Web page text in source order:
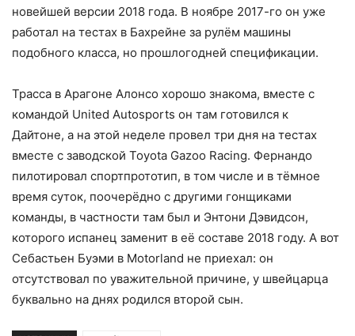
новейшей версии 2018 года. В ноябре 2017-го он уже
работал на тестах в Бахрейне за рулём машины
подобного класса, но прошлогодней спецификации.
Трасса в Арагоне Алонсо хорошо знакома, вместе с
командой United Autosports он там готовился к
Дайтоне, а на этой неделе провел три дня на тестах
вместе с заводской Toyota Gazoo Racing. Фернандо
пилотировал спортпрототип, в том числе и в тёмное
время суток, поочерёдно с другими гонщиками
команды, в частности там был и Энтони Дэвидсон,
которого испанец заменит в её составе 2018 году. А вот
Себастьен Буэми в Motorland не приехал: он
отсутствовал по уважительной причине, у швейцарца
буквально на днях родился второй сын.